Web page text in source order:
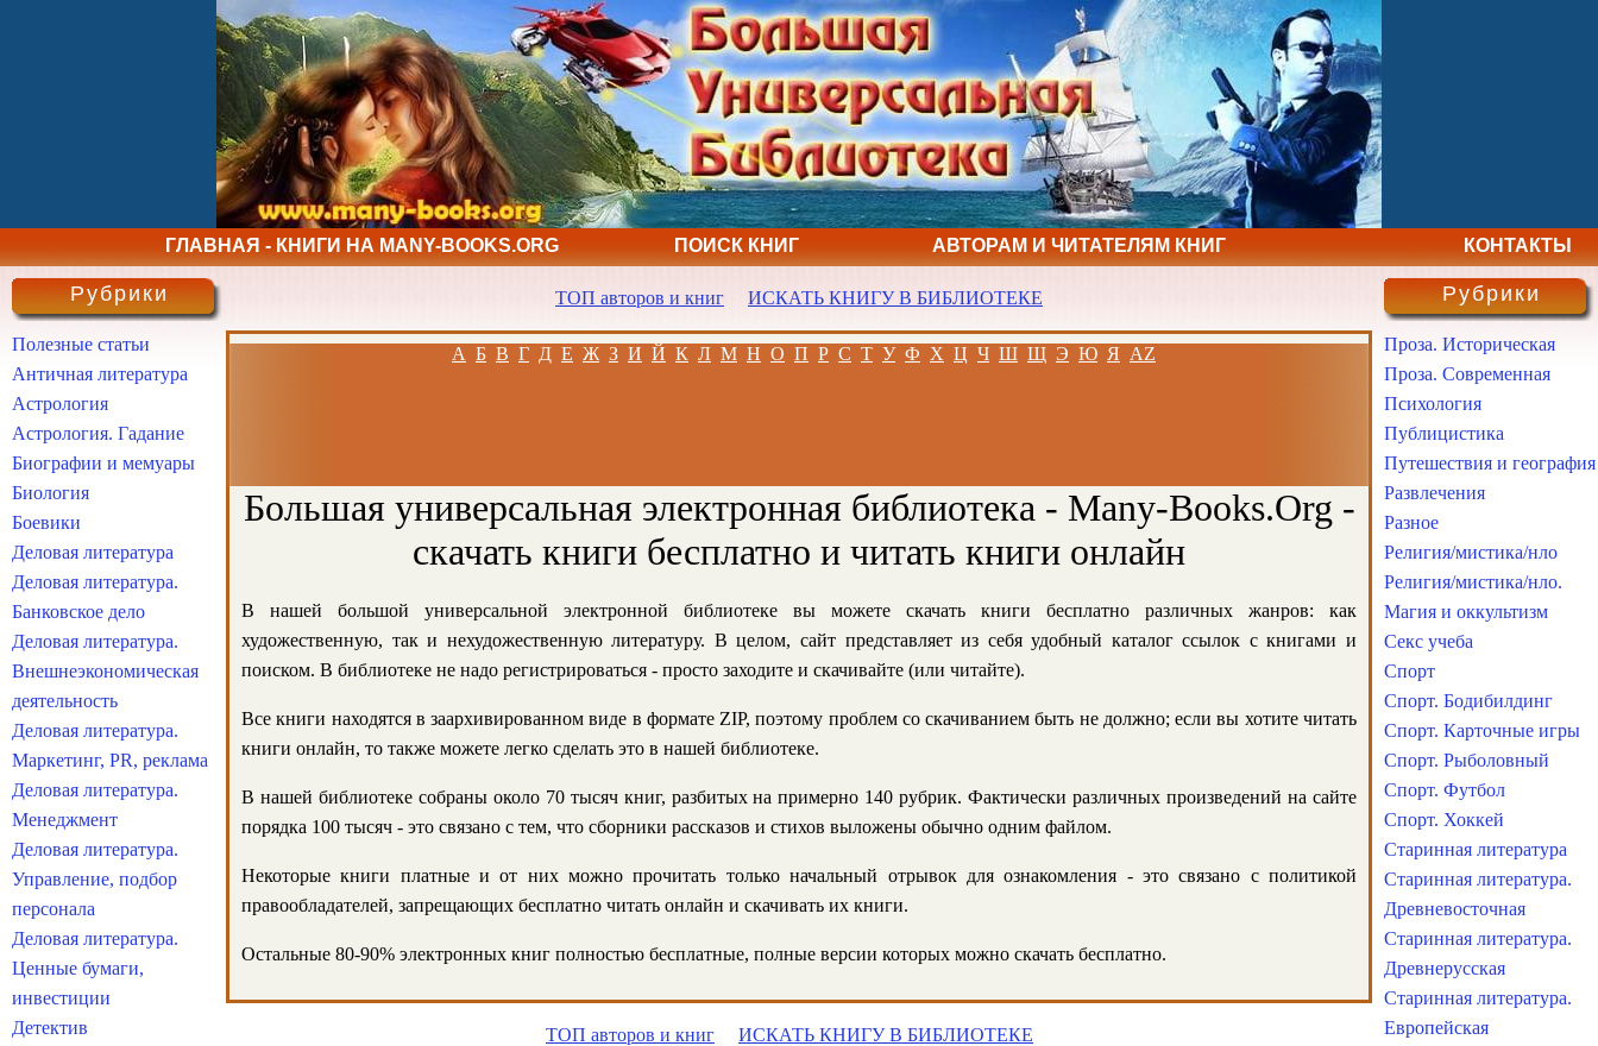
ГЛАВНАЯ - КНИГИ НА MANY-BOOKS.ORG ПОИСК КНИГ АВТОРАМ И ЧИТАТЕЛЯМ КНИГ КОНТАКТЫ
ТОП авторов и книг ИСКАТЬ КНИГУ В БИБЛИОТЕКЕ
А Б В Г Д Е Ж З И Й К Л М Н О П Р С Т У Ф Х Ц Ч Ш Щ Э Ю Я AZ
Большая универсальная электронная библиотека - Many-Books.Org -
скачать книги бесплатно и читать книги онлайн
В нашей большой универсальной электронной библиотеке вы можете скачать книги бесплатно различных жанров: как
художественную, так и нехудожественную литературу. В целом, сайт представляет из себя удобный каталог ссылок с книгами и
поиском. В библиотеке не надо регистрироваться - просто заходите и скачивайте (или читайте).
Все книги находятся в заархивированном виде в формате ZIP, поэтому проблем со скачиванием быть не должно; если вы хотите читать
книги онлайн, то также можете легко сделать это в нашей библиотеке.
В нашей библиотеке собраны около 70 тысяч книг, разбитых на примерно 140 рубрик. Фактически различных произведений на сайте
порядка 100 тысяч - это связано с тем, что сборники рассказов и стихов выложены обычно одним файлом.
Некоторые книги платные и от них можно прочитать только начальный отрывок для ознакомления - это связано с политикой
правообладателей, запрещающих бесплатно читать онлайн и скачивать их книги.
Остальные 80-90% электронных книг полностью бесплатные, полные версии которых можно скачать бесплатно.
ТОП авторов и книг ИСКАТЬ КНИГУ В БИБЛИОТЕКЕ
Рубрики
Полезные статьи
Античная литература
Астрология
Астрология. Гадание
Биографии и мемуары
Биология
Боевики
Деловая литература
Деловая литература.
Банковское дело
Деловая литература.
Внешнеэкономическая
деятельность
Деловая литература.
Маркетинг, PR, реклама
Деловая литература.
Менеджмент
Деловая литература.
Управление, подбор
персонала
Деловая литература.
Ценные бумаги,
инвестиции
Детектив
Рубрики
Проза. Историческая
Проза. Современная
Психология
Публицистика
Путешествия и география
Развлечения
Разное
Религия/мистика/нло
Религия/мистика/нло.
Магия и оккультизм
Секс учеба
Спорт
Спорт. Бодибилдинг
Спорт. Карточные игры
Спорт. Рыболовный
Спорт. Футбол
Спорт. Хоккей
Старинная литература
Старинная литература.
Древневосточная
Старинная литература.
Древнерусская
Старинная литература.
Европейская